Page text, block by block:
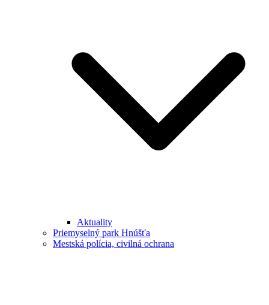
Aktuality
Priemyselný park Hnúšťa
Mestská polícia, civilná ochrana